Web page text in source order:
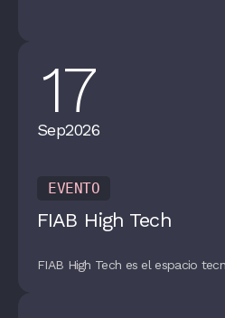
17
Sep2026
EVENTO
FIAB High Tech
FIAB High Tech es el espacio